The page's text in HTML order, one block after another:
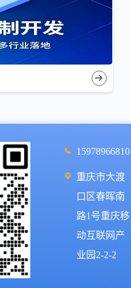
15978966810
重庆市大渡
口区春晖南
路1号重庆移
动互联网产
业园2-2-2